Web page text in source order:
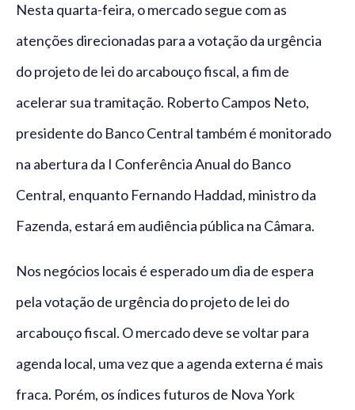
Nesta quarta-feira, o mercado segue com as
atenções direcionadas para a votação da urgência
do projeto de lei do arcabouço fiscal, a fim de
acelerar sua tramitação. Roberto Campos Neto,
presidente do Banco Central também é monitorado
na abertura da I Conferência Anual do Banco
Central, enquanto Fernando Haddad, ministro da
Fazenda, estará em audiência pública na Câmara.
Nos negócios locais é esperado um dia de espera
pela votação de urgência do projeto de lei do
arcabouço fiscal. O mercado deve se voltar para
agenda local, uma vez que a agenda externa é mais
fraca. Porém, os índices futuros de Nova York